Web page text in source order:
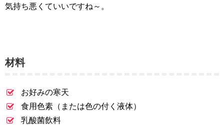
気持ち悪くていいですね～。
材料
お好みの寒天
食用色素（または色の付く液体）
乳酸菌飲料